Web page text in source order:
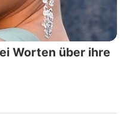
Worten über ihre